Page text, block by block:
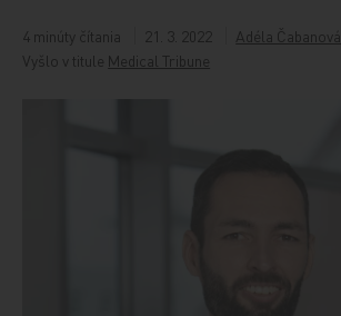
4 minúty čítania 21. 3. 2022
Adéla Čabanová
Vyšlo v titule Medical Tribune